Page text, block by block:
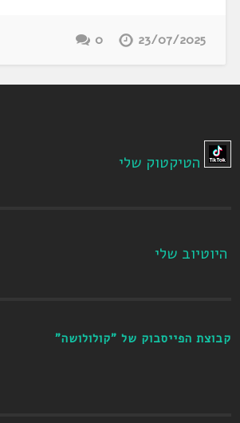
23/07/2025
0
הטיקטוק שלי
היוטיוב שלי
קבוצת הפייסבוק של "קולולושה"